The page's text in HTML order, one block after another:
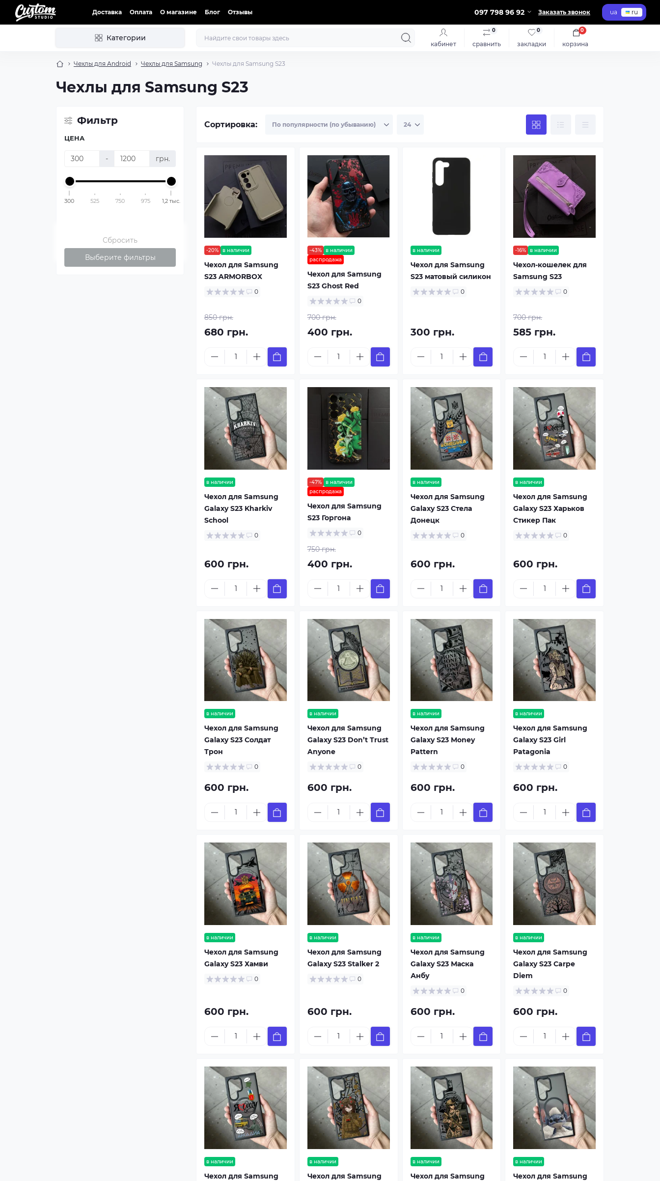
Доставка Оплата О магазине Блог Отзывы 097 798 96 92 Заказать звонок ua ru
Категории
кабинет сравнить
0
закладки
0
корзина
0
Чехлы для Android Чехлы для Samsung Чехлы для Samsung S23
Чехлы для Samsung S23
Фильтр
ЦЕНА
- грн.
300 525 750 975 1,2 тыс.
Сбросить
Выберите фильтры
Сортировка:
-20% в наличии
Чехол для Samsung
S23 ARMORBOX
0
850 грн.
680 грн.
-43%
в наличии
распродажа
Чехол для Samsung
S23 Ghost Red
0
700 грн.
400 грн.
в наличии
Чехол для Samsung
S23 матовый силикон
0
300 грн.
-16% в наличии
Чехол-кошелек для
Samsung S23
0
700 грн.
585 грн.
в наличии
Чехол для Samsung
Galaxy S23 Kharkiv
School
0
600 грн.
-47%
в наличии
распродажа
Чехол для Samsung
S23 Горгона
0
750 грн.
400 грн.
в наличии
Чехол для Samsung
Galaxy S23 Стела
Донецк
0
600 грн.
в наличии
Чехол для Samsung
Galaxy S23 Харьков
Стикер Пак
0
600 грн.
в наличии
Чехол для Samsung
Galaxy S23 Солдат
Трон
0
600 грн.
в наличии
Чехол для Samsung
Galaxy S23 Don’t Trust
Anyone
0
600 грн.
в наличии
Чехол для Samsung
Galaxy S23 Money
Pattern
0
600 грн.
в наличии
Чехол для Samsung
Galaxy S23 Girl
Patagonia
0
600 грн.
в наличии
Чехол для Samsung
Galaxy S23 Хамви
0
600 грн.
в наличии
Чехол для Samsung
Galaxy S23 Stalker 2
0
600 грн.
в наличии
Чехол для Samsung
Galaxy S23 Маска
Анбу
0
600 грн.
в наличии
Чехол для Samsung
Galaxy S23 Carpe
Diem
0
600 грн.
в наличии
Чехол для Samsung
в наличии
Чехол для Samsung
в наличии
Чехол для Samsung
в наличии
Чехол для Samsung